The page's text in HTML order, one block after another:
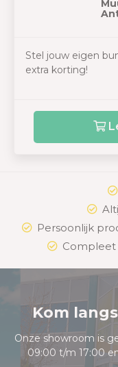
Stel jouw eigen
extra korting!
Persoonlijk
Compleet
Kom
Onze showroom is
09:00 t/m 17:00